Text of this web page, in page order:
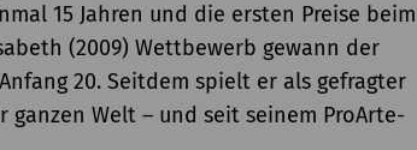
15 Jahren und die ersten Preise beim
(2009) Wettbewerb gewann der
20. Seitdem spielt er als gefragter
Welt – und seit seinem ProArte-